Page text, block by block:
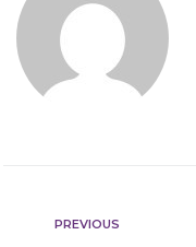
PREVIOUS